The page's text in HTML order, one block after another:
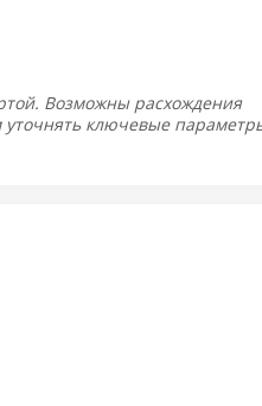
Возможны расхождения
уточнять ключевые